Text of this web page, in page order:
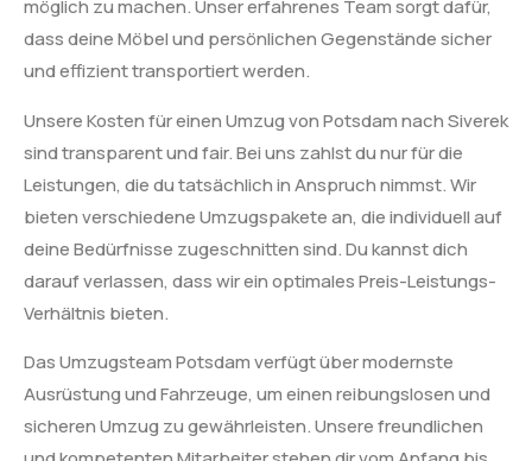
möglich zu machen. Unser erfahrenes Team sorgt dafür,
dass deine Möbel und persönlichen Gegenstände sicher
und effizient transportiert werden.
Unsere Kosten für einen Umzug von Potsdam nach Siverek
sind transparent und fair. Bei uns zahlst du nur für die
Leistungen, die du tatsächlich in Anspruch nimmst. Wir
bieten verschiedene Umzugspakete an, die individuell auf
deine Bedürfnisse zugeschnitten sind. Du kannst dich
darauf verlassen, dass wir ein optimales Preis-Leistungs-
Verhältnis bieten.
Das Umzugsteam Potsdam verfügt über modernste
Ausrüstung und Fahrzeuge, um einen reibungslosen und
sicheren Umzug zu gewährleisten. Unsere freundlichen